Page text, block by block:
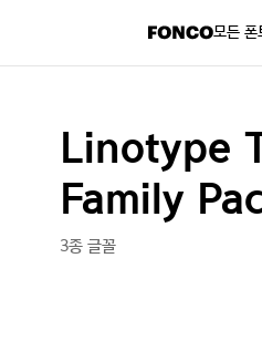
모든 폰
Linotype
Family
3종 글꼴